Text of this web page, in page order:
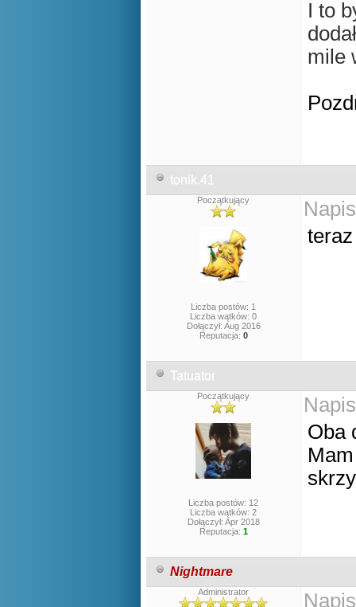
I to
mile
tonik.41
Początkujący
Liczba postów: 1
Liczba wątków: 0
Dołączył: Aug 2016
Reputacja: 0
Tatuator
Początkujący
Liczba postów: 12
Liczba wątków: 2
Dołączył: Apr 2018
Reputacja: 1
Oba
Nightmare
Administrator